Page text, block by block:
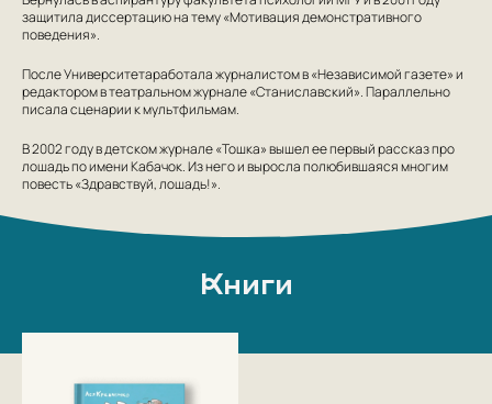
защитила диссертацию на тему «Мотивация демонстративного
поведения».
После Университетаработала журналистом в «Независимой газете» и
редактором в театральном журнале «Станиславский». Параллельно
писала сценарии к мультфильмам.
В 2002 году в детском журнале «Тошка» вышел ее первый рассказ про
лошадь по имени Кабачок. Из него и выросла полюбившаяся многим
повесть «Здравствуй, лошадь!».
Книги